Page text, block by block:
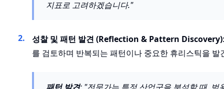
지표로 고려하겠습니다."
성찰 및 패턴 발견 (Reflection & Pattern Discovery)
를 검토하며 반복되는 패턴이나 중요한 휴리스틱을 발